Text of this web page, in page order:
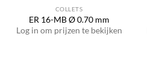
COLLETS
ER 16-MB Ø 0.70 mm
Log in om prijzen te bekijken